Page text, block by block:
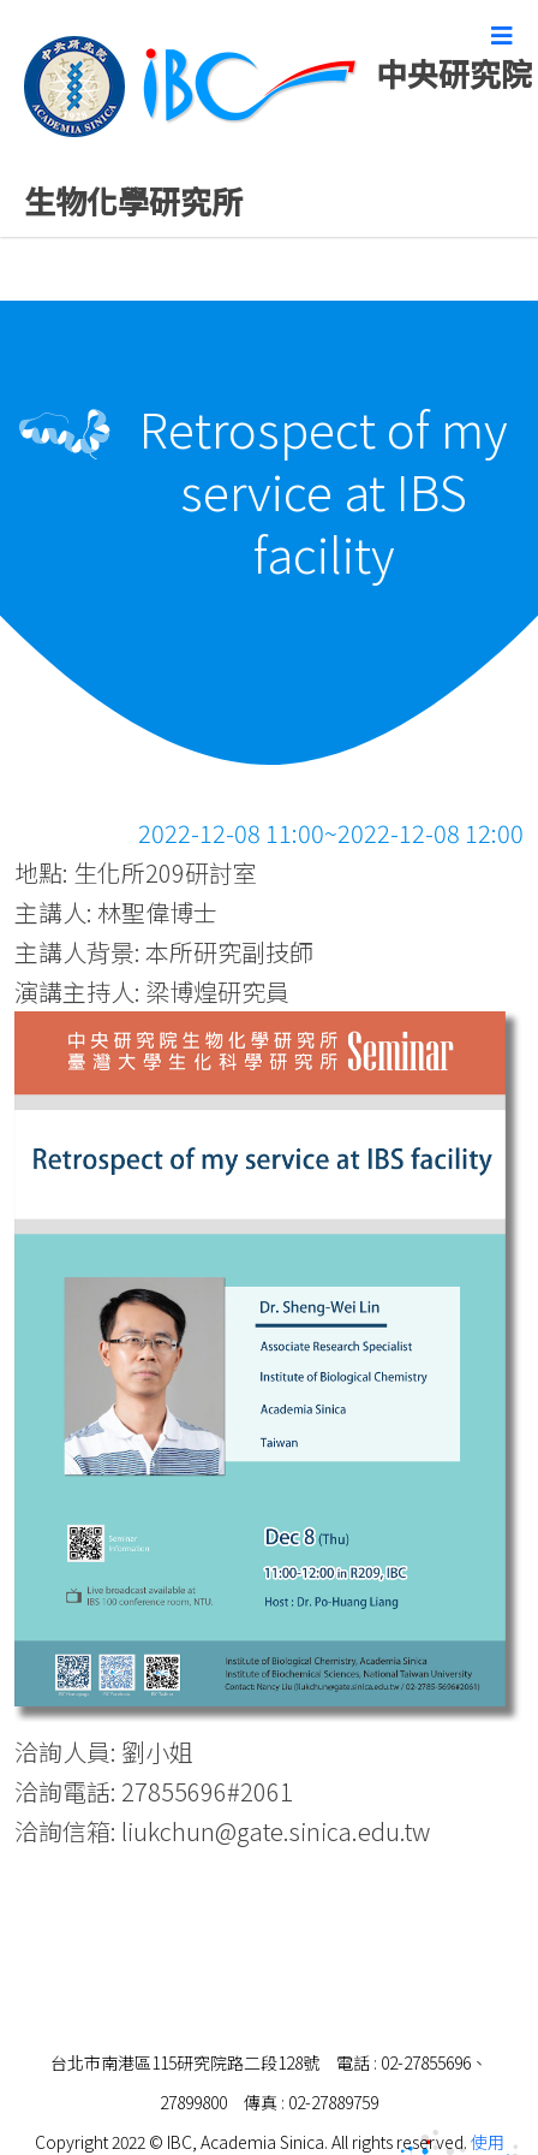
中央研究院
生物化學研究所
演講研討會公告
Retrospect of my
service at IBS
facility
2022-12-08 11:00~2022-12-08 12:00
地點: 生化所209研討室
主講人: 林聖偉博士
主講人背景: 本所研究副技師
演講主持人: 梁博煌研究員
洽詢人員: 劉小姐
洽詢電話: 27855696#2061
洽詢信箱: liukchun@gate.sinica.edu.tw
台北市南港區115研究院路二段128號 電話 : 02-27855696、
27899800 傳真 : 02-27889759
Copyright 2022 © IBC, Academia Sinica. All rights reserved. 使用